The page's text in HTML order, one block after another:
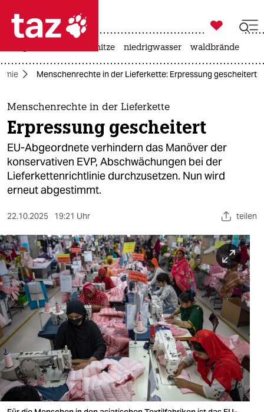
 taz zahl ich
taz zahl ich
themen
politik
öko
gesellschaft
kultur
sport
berlin
nord
wahrheit
verlag
verlag
veranstaltungen

taz zahl ich
hitze niedrigwasser waldbrände
Menschenrechte in der Lieferkette: Erpressung gescheitert
Menschenrechte in der Lieferkette
Erpressung gescheitert
EU-Abgeordnete verhindern das Manöver der
konservativen EVP, Abschwächungen bei der
Lieferkettenrichtlinie durchzusetzen. Nun wird
erneut abgestimmt.
22.10.2025 19:21 Uhr teilen